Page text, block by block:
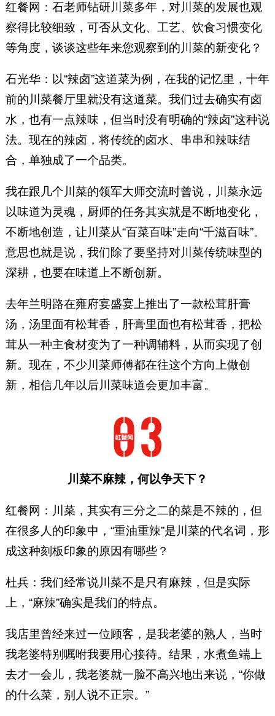
红餐网：石老师钻研川菜多年，对川菜的发展也观
察得比较细致，可否从文化、工艺、饮食习惯变化
等角度，谈谈这些年来您观察到的川菜的新变化？
石光华：以“辣卤”这道菜为例，在我的记忆里，十年
前的川菜餐厅里就没有这道菜。我们过去确实有卤
水，也有一点辣味，但当时没有明确的“辣卤”这种说
法。现在的辣卤，将传统的卤水、串串和辣味结
合，单独成了一个品类。
我在跟几个川菜的领军大师交流时曾说，川菜永远
以味道为灵魂，厨师的任务其实就是不断地变化，
不断地创造，让川菜从“百菜百味”走向“千滋百味”。
意思也就是说，我们除了要坚持对川菜传统味型的
深耕，也要在味道上不断创新。
去年兰明路在雍府宴盛宴上推出了一款松茸肝膏
汤，汤里面有松茸香，肝膏里面也有松茸香，把松
茸从一种主食材变为了一种调辅料，从而实现了创
新。现在，不少川菜师傅都在往这个方向上做创
新，相信几年以后川菜味道会更加丰富。
川菜不麻辣，何以争天下？
红餐网：川菜，其实有三分之二的菜是不辣的，但
在很多人的印象中，“重油重辣”是川菜的代名词，形
成这种刻板印象的原因有哪些？
杜兵：我们经常说川菜不是只有麻辣，但是实际
上，“麻辣”确实是我们的特点。
我店里曾经来过一位顾客，是我老婆的熟人，当时
我老婆特别嘱咐我要用心接待。结果，水煮鱼端上
去才一会儿，我老婆就一脸不高兴地出来说，“你做
的什么菜，别人说不正宗。”